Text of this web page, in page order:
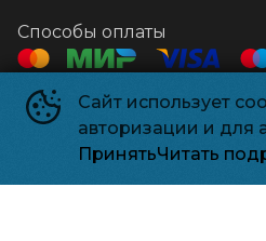
Сайт использует
авторизации и для
ПринятьЧитать
Способы оплаты
Контакты
+7 918 541-18-18